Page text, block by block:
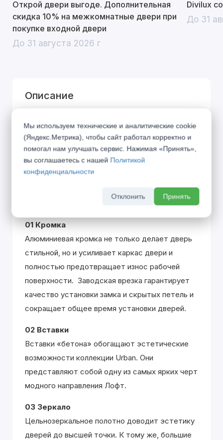
Открой двери выгоде. Дополнительная
скидка 10% на межкомнатные двери при
покупке входной двери
До 31 августа 2026 г
Divilux
До 31
Описание
правилам... Представляем Вашему вниманию
коллекцию «URBAN», вобравшую в себя дух
современного мегаполиса. Символы города в
21 веке — алюминиевая кромка и блеск стекла
— стали фирменными элементами данной
01 Кромка
Алюминиевая кромка не только делает дверь
стильной, но и усиливает каркас двери и
полностью предотвращает износ рабочей
поверхности. Заводская врезка гарантирует
качество установки замка и скрытых петель и
сокращает общее время установки дверей.
02 Вставки
Вставки «бетона» обогащают эстетические
возможности коллекции Urban. Они
представляют собой одну из самых ярких черт
модного направления Лофт.
03 Зеркало
Цельнозеркальное полотно доводит эстетику
дверей до высшей точки. К тому же, большие
Мы используем технические и аналитические cookie
(Яндекс.Метрика), чтобы сайт работал корректно и
помогал нам улучшать сервис. Нажимая «Принять»,
вы соглашаетесь с нашей Политикой
конфиденциальности
Отклонить Принять